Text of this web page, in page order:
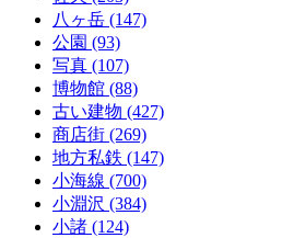
八ヶ岳 (147)
公園 (93)
写真 (107)
博物館 (88)
古い建物 (427)
商店街 (269)
地方私鉄 (147)
小海線 (700)
小淵沢 (384)
小諸 (124)